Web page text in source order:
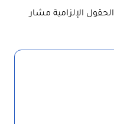
الحقول الإلزامية مشار